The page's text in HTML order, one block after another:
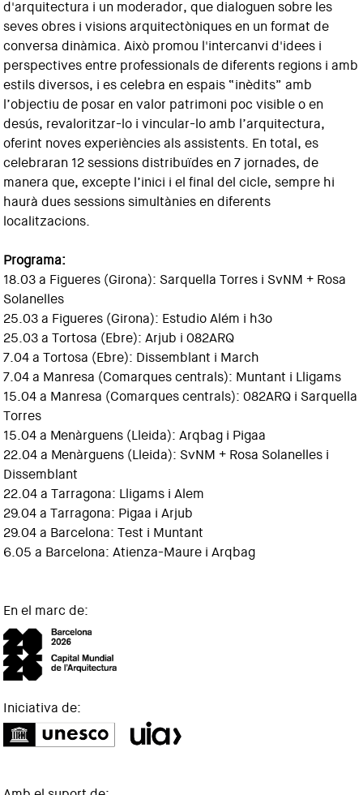
d'arquitectura i un moderador, que dialoguen sobre les
seves obres i visions arquitectòniques en un format de
conversa dinàmica. Això promou l'intercanvi d'idees i
perspectives entre professionals de diferents regions i amb
estils diversos, i es celebra en espais “inèdits” amb
l’objectiu de posar en valor patrimoni poc visible o en
desús, revaloritzar-lo i vincular-lo amb l’arquitectura,
oferint noves experiències als assistents. En total, es
celebraran 12 sessions distribuïdes en 7 jornades, de
manera que, excepte l’inici i el final del cicle, sempre hi
haurà dues sessions simultànies en diferents
localitzacions.
Programa:
18.03 a Figueres (Girona): Sarquella Torres i SvNM + Rosa
Solanelles
25.03 a Figueres (Girona): Estudio Além i h3o
25.03 a Tortosa (Ebre): Arjub i 082ARQ
7.04 a Tortosa (Ebre): Dissemblant i March
7.04 a Manresa (Comarques centrals): Muntant i Lligams
15.04 a Manresa (Comarques centrals): 082ARQ i Sarquella
Torres
15.04 a Menàrguens (Lleida): Arqbag i Pigaa
22.04 a Menàrguens (Lleida): SvNM + Rosa Solanelles i
Dissemblant
22.04 a Tarragona: Lligams i Alem
29.04 a Tarragona: Pigaa i Arjub
29.04 a Barcelona: Test i Muntant
6.05 a Barcelona: Atienza-Maure i Arqbag
En el marc de:
Iniciativa de: